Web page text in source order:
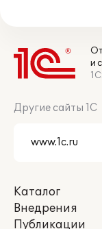
и
Другие сайты 1С
Каталог
Внедрения
Публикации